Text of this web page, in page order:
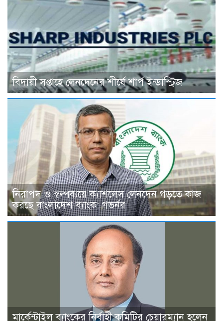
বিদায়ী সপ্তাহে লেনদেনের শীর্ষে শার্প ইন্ডাস্ট্রিজ
নিরাপদ ও স্বল্পব্যয়ে ক্যাশলেস লেনদেন গড়তে কাজ
করছে বাংলাদেশ ব্যাংক: গভর্নর
মার্কেন্টাইল ব্যাংকের নির্বাহী কমিটির চেয়ারম্যান হলেন